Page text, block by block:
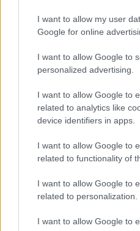
I want to allow my user
Google for online
I want to allow Google to
personalized advertising.
I want to allow Google to
related to analytics like
device identifiers in apps.
I want to allow Google to
related to functionality of
I want to allow Google to
related to personalization.
I want to allow Google to
Úprava stien v starom